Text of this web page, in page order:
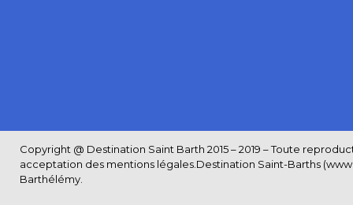
Copyright @ Destination Saint Barth 2015 – 2019 – Toute
acceptation des mentions légales.Destination Saint-Barths
Barthélémy.